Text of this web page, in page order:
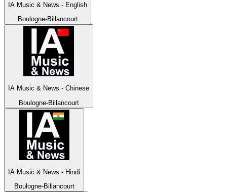
IA Music & News - English
Boulogne-Billancourt
IA Music & News - Chinese
Boulogne-Billancourt
IA Music & News - Hindi
Boulogne-Billancourt